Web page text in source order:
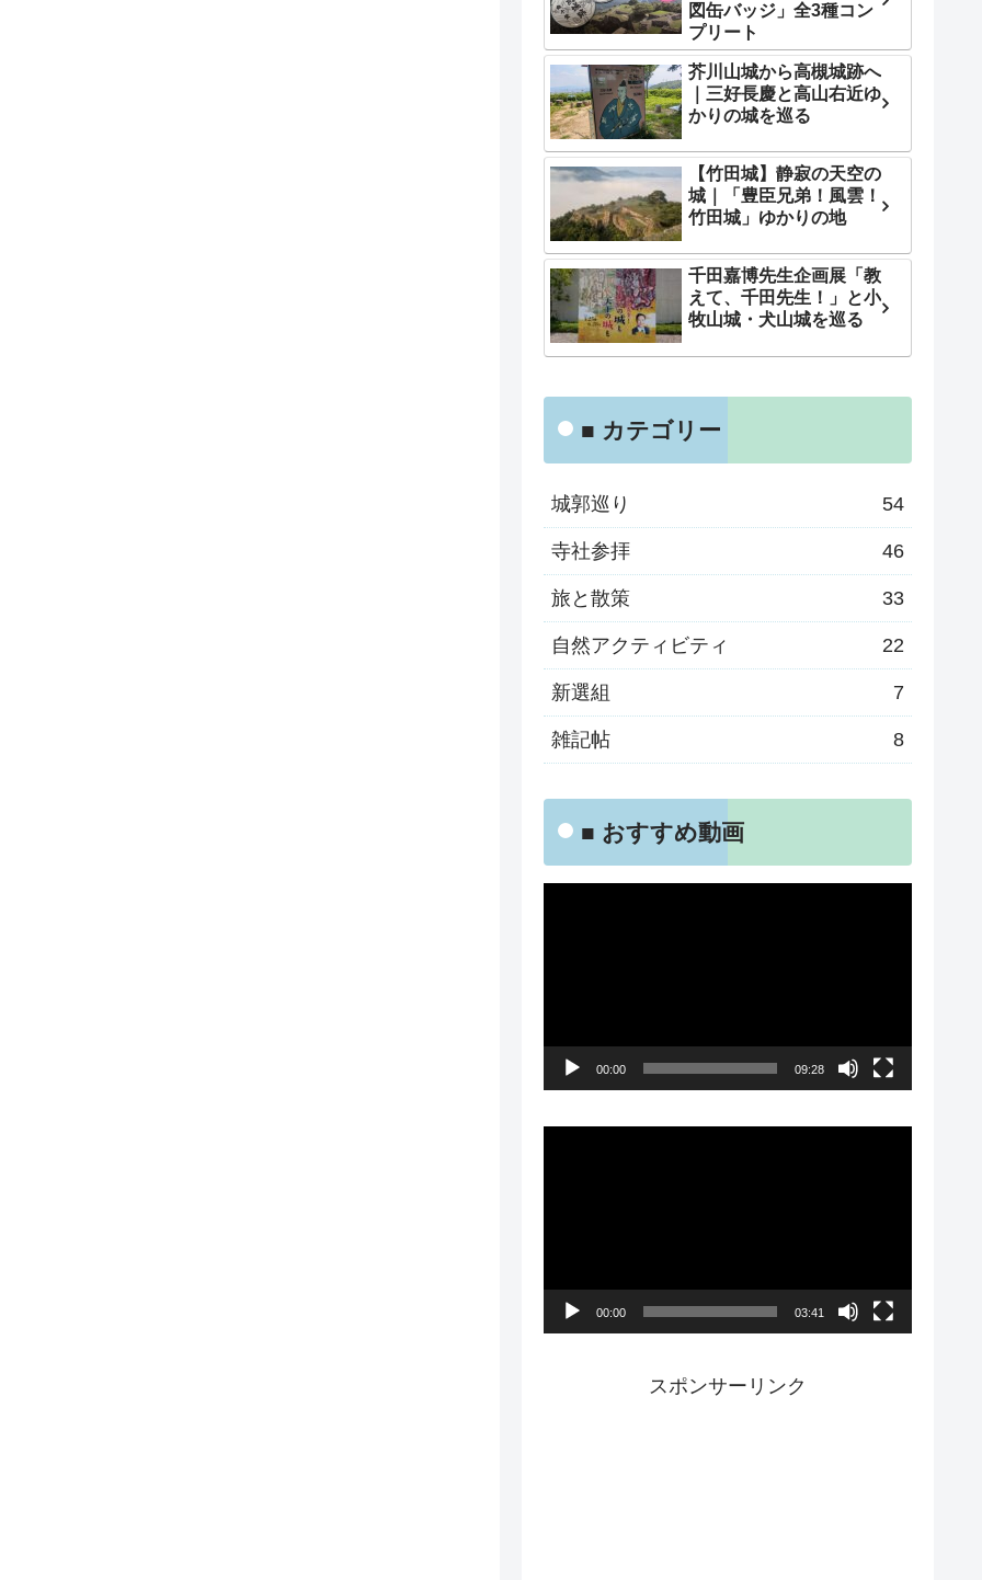
図缶バッジ」全3種コン
プリート
芥川山城から高槻城跡へ
｜三好長慶と高山右近ゆ
かりの城を巡る
【竹田城】静寂の天空の
城｜「豊臣兄弟！風雲！
竹田城」ゆかりの地
千田嘉博先生企画展「教
えて、千田先生！」と小
牧山城・犬山城を巡る
■ カテゴリー
城郭巡り 54
寺社参拝 46
旅と散策 33
自然アクティビティ 22
新選組 7
雑記帖 8
■ おすすめ動画
00:00 09:28
00:00 03:41
スポンサーリンク